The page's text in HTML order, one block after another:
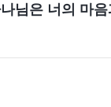
님은 너의 마